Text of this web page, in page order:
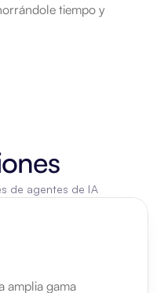
tiempo y
de agentes de IA
amplia gama